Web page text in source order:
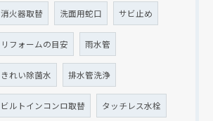
消火器取替 洗面用蛇口 サビ止め
リフォームの目安 雨水管
きれい除菌水 排水管洗浄
ビルトインコンロ取替 タッチレス水栓